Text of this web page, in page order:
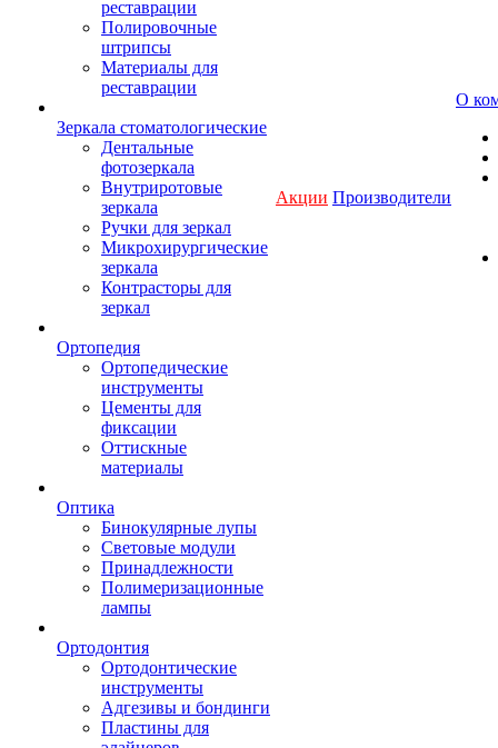
реставрации
Полировочные
штрипсы
Материалы для
реставрации
Зеркала стоматологические
Дентальные
фотозеркала
Внутриротовые
зеркала
Ручки для зеркал
Микрохирургические
зеркала
Контрасторы для
зеркал
Ортопедия
Ортопедические
инструменты
Цементы для
фиксации
Оттискные
материалы
Оптика
Бинокулярные лупы
Световые модули
Принадлежности
Полимеризационные
лампы
Ортодонтия
Ортодонтические
инструменты
Адгезивы и бондинги
Пластины для
Акции Производители
О